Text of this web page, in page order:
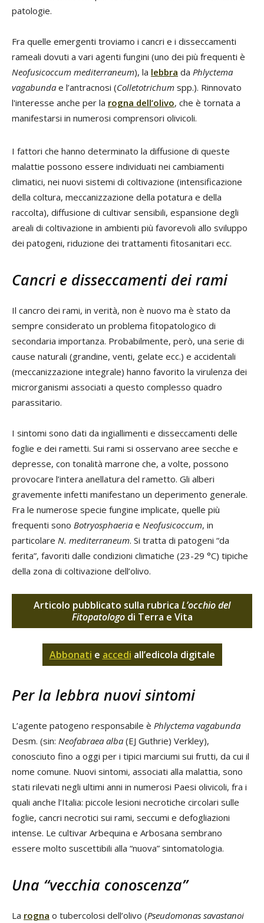
patologie.
Fra quelle emergenti troviamo i cancri e i disseccamenti
rameali dovuti a vari agenti fungini (uno dei più frequenti è
Neofusicoccum mediterraneum), la lebbra da Phlyctema
vagabunda e l’antracnosi (Colletotrichum spp.). Rinnovato
l'interesse anche per la rogna dell’olivo, che è tornata a
manifestarsi in numerosi comprensori olivicoli.
I fattori che hanno determinato la diffusione di queste
malattie possono essere individuati nei cambiamenti
climatici, nei nuovi sistemi di coltivazione (intensificazione
della coltura, meccanizzazione della potatura e della
raccolta), diffusione di cultivar sensibili, espansione degli
areali di coltivazione in ambienti più favorevoli allo sviluppo
dei patogeni, riduzione dei trattamenti fitosanitari ecc.
Cancri e disseccamenti dei rami
Il cancro dei rami, in verità, non è nuovo ma è stato da
sempre considerato un problema fitopatologico di
secondaria importanza. Probabilmente, però, una serie di
cause naturali (grandine, venti, gelate ecc.) e accidentali
(meccanizzazione integrale) hanno favorito la virulenza dei
microrganismi associati a questo complesso quadro
parassitario.
I sintomi sono dati da ingiallimenti e disseccamenti delle
foglie e dei rametti. Sui rami si osservano aree secche e
depresse, con tonalità marrone che, a volte, possono
provocare l’intera anellatura del rametto. Gli alberi
gravemente infetti manifestano un deperimento generale.
Fra le numerose specie fungine implicate, quelle più
frequenti sono Botryosphaeria e Neofusicoccum, in
particolare N. mediterraneum. Si tratta di patogeni “da
ferita”, favoriti dalle condizioni climatiche (23-29 °C) tipiche
della zona di coltivazione dell’olivo.
Articolo pubblicato sulla rubrica L’occhio del
Fitopatologodi Terra e Vita
Abbonati e accedi all’edicola digitale
Per la lebbra nuovi sintomi
L’agente patogeno responsabile è Phlyctema vagabunda
Desm. (sin: Neofabraea alba (EJ Guthrie) Verkley),
conosciuto fino a oggi per i tipici marciumi sui frutti, da cui il
nome comune. Nuovi sintomi, associati alla malattia, sono
stati rilevati negli ultimi anni in numerosi Paesi olivicoli, fra i
quali anche l’Italia: piccole lesioni necrotiche circolari sulle
foglie, cancri necrotici sui rami, seccumi e defogliazioni
intense. Le cultivar Arbequina e Arbosana sembrano
essere molto suscettibili alla “nuova” sintomatologia.
Una “vecchia conoscenza”
La rogna o tubercolosi dell’olivo (Pseudomonas savastanoi